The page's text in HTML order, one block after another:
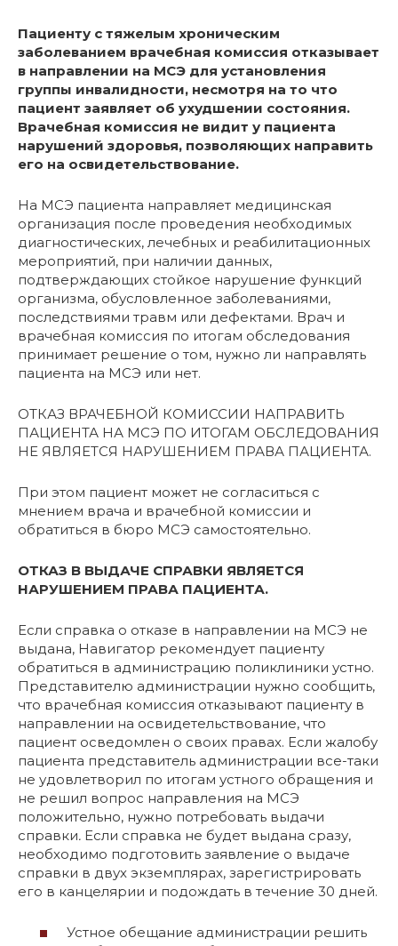
Пациенту с тяжелым хроническим
заболеванием врачебная комиссия отказывает
в направлении на МСЭ для установления
группы инвалидности, несмотря на то что
пациент заявляет об ухудшении состояния.
Врачебная комиссия не видит у пациента
нарушений здоровья, позволяющих направить
его на освидетельствование.
На МСЭ пациента направляет медицинская
организация после проведения необходимых
диагностических, лечебных и реабилитационных
мероприятий, при наличии данных,
подтверждающих стойкое нарушение функций
организма, обусловленное заболеваниями,
последствиями травм или дефектами. Врач и
врачебная комиссия по итогам обследования
принимает решение о том, нужно ли направлять
пациента на МСЭ или нет.
ОТКАЗ ВРАЧЕБНОЙ КОМИССИИ НАПРАВИТЬ
ПАЦИЕНТА НА МСЭ ПО ИТОГАМ ОБСЛЕДОВАНИЯ
НЕ ЯВЛЯЕТСЯ НАРУШЕНИЕМ ПРАВА ПАЦИЕНТА.
При этом пациент может не согласиться с
мнением врача и врачебной комиссии и
обратиться в бюро МСЭ самостоятельно.
ОТКАЗ В ВЫДАЧЕ СПРАВКИ ЯВЛЯЕТСЯ
НАРУШЕНИЕМ ПРАВА ПАЦИЕНТА.
Если справка о отказе в направлении на МСЭ не
выдана, Навигатор рекомендует пациенту
обратиться в администрацию поликлиники устно.
Представителю администрации нужно сообщить,
что врачебная комиссия отказывают пациенту в
направлении на освидетельствование, что
пациент осведомлен о своих правах. Если жалобу
пациента представитель администрации все-таки
не удовлетворил по итогам устного обращения и
не решил вопрос направления на МСЭ
положительно, нужно потребовать выдачи
справки. Если справка не будет выдана сразу,
необходимо подготовить заявление о выдаче
справки в двух экземплярах, зарегистрировать
его в канцелярии и подождать в течение 30 дней.
Устное обещание администрации решить